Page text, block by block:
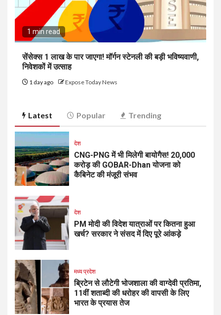
1 min read
सेंसेक्स 1 लाख के पार जाएगा! मॉर्गन स्टेनली की बड़ी भविष्यवाणी,
निवेशकों में उत्साह
1 day ago Expose Today News
Latest Popular Trending
देश
CNG-PNG में भी मिलेगी बायोगैस! ₹20,000
करोड़ की GOBAR-Dhan योजना को
कैबिनेट की मंजूरी संभव
देश
PM मोदी की विदेश यात्राओं पर कितना हुआ
खर्च? सरकार ने संसद में दिए पूरे आंकड़े
मध्य प्रदेश
ब्रिटेन से लौटेगी भोजशाला की वाग्देवी प्रतिमा,
11वीं शताब्दी की धरोहर की वापसी के लिए
भारत के प्रयास तेज